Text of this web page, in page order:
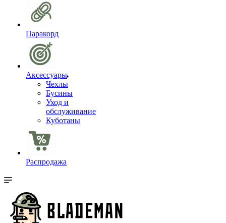
Паракорд
Аксессуары
Чехлы
Бусины
Уход и
обслуживание
Куботаны
Распродажа